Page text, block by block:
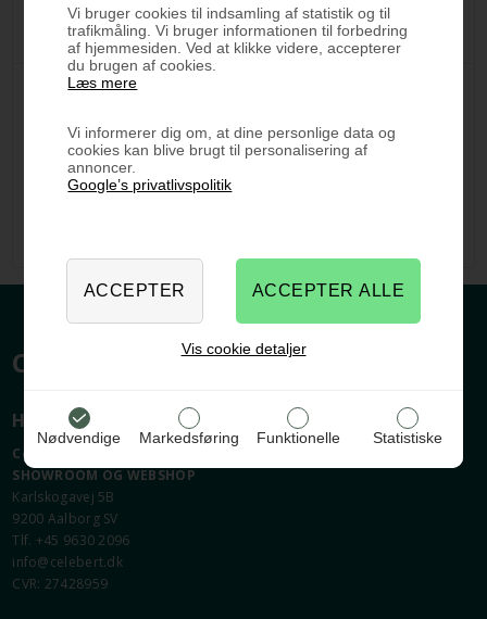
Vi bruger cookies til indsamling af statistik og til
trafikmåling. Vi bruger informationen til forbedring
af hjemmesiden. Ved at klikke videre, accepterer
du brugen af cookies.
Læs mere
Vi informerer dig om, at dine personlige data og
cookies kan blive brugt til personalisering af
annoncer.
Google’s privatlivspolitik
Nødvendige Markedsføring Funktionelle Statistiske
Vis cookie detaljer
Multi-Living Push to Open. Sæt til 40 cm skuffer
430,60 DKK
CELEBERT.DK
HER FINDER DU OS
Celebert.dk
SHOWROOM OG WEBSHOP
Karlskogavej 5B
9200 Aalborg SV
Tlf. +45 9630 2096
info@celebert.dk
CVR: 27428959